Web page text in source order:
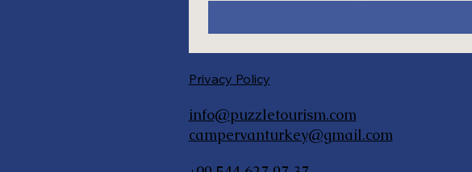
Privacy Policy
info@puzzletourism.com
campervanturkey@gmail.com